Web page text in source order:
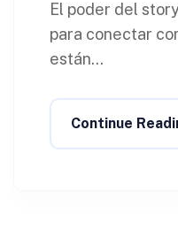
El poder del
para conectar
están...
Continue